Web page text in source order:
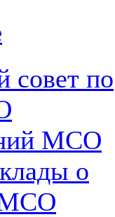
совет по
МСО
о
МСО